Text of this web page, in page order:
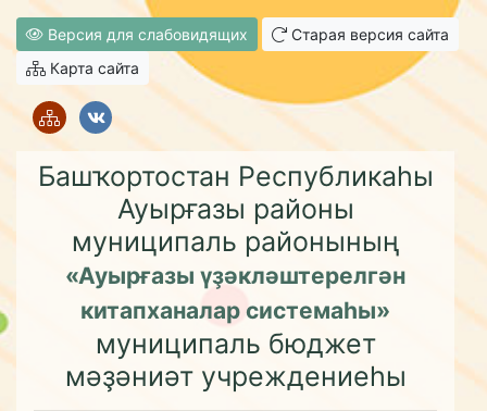
Версия для слабовидящих
Старая версия сайта
Карта сайта
Башҡортостан Республикаһы
Ауырғазы районы
муниципаль районының
«Ауырғазы үҙәкләштерелгән
китапханалар системаһы»
муниципаль бюджет
мәҙәниәт учреждениеһы